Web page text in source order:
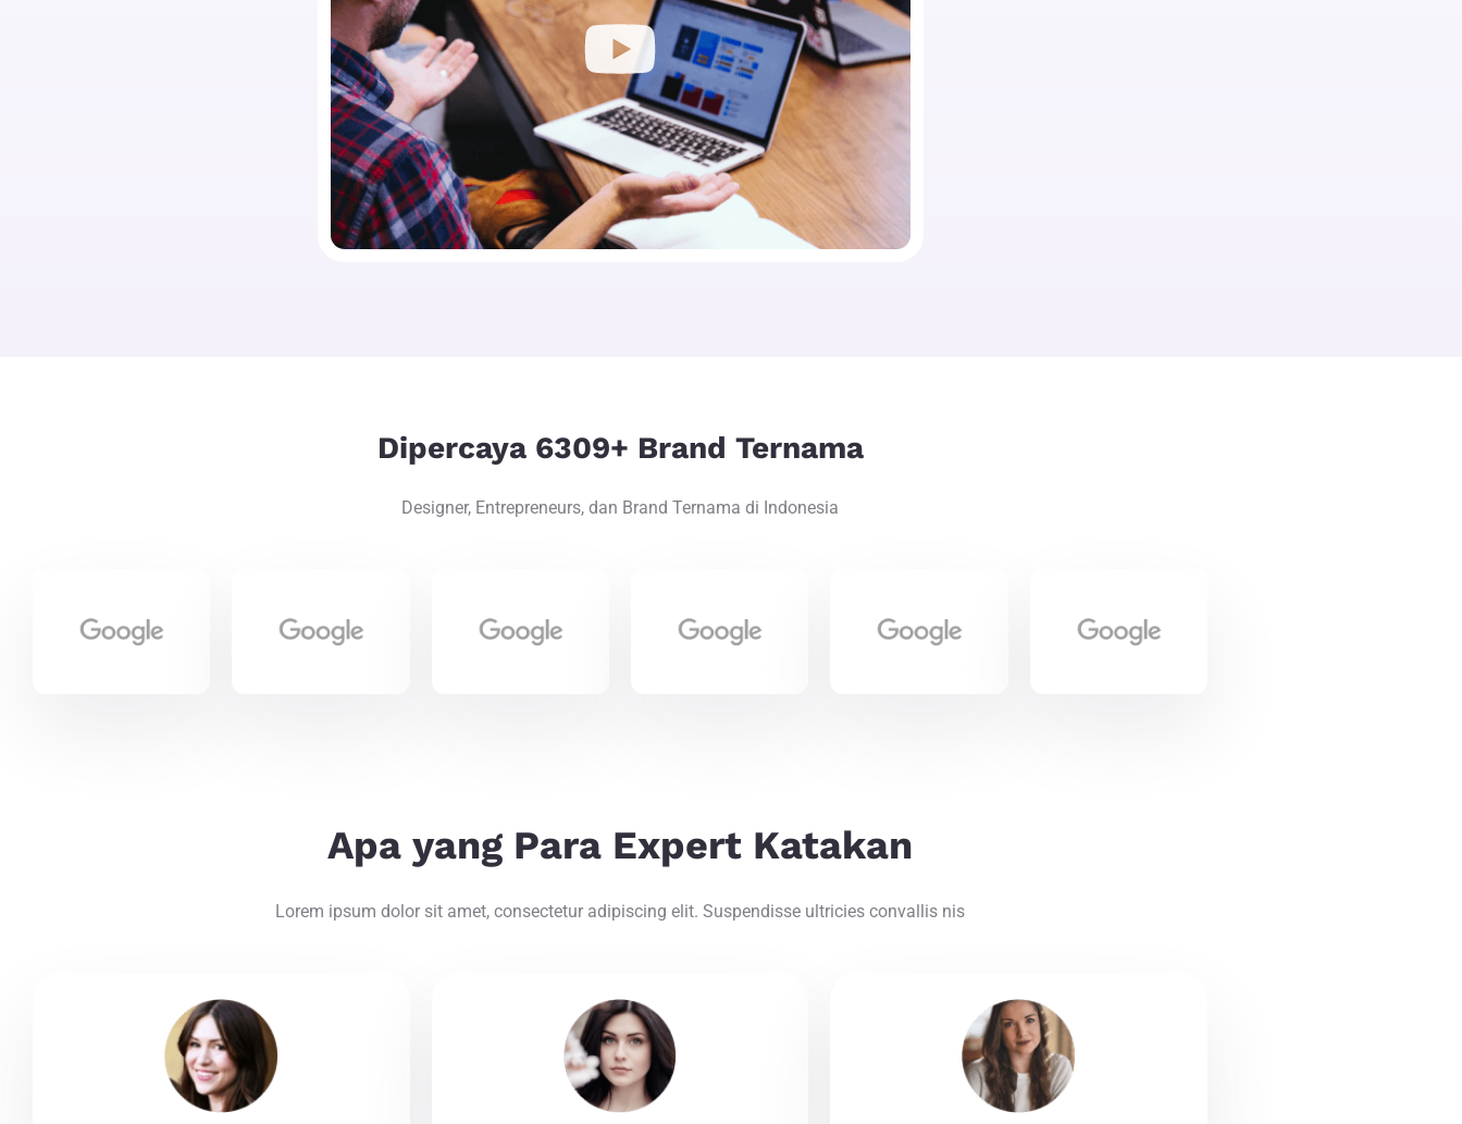
Dipercaya 6309+ Brand Ternama
Designer, Entrepreneurs, dan Brand Ternama di Indonesia
Apa yang Para Expert Katakan
Lorem ipsum dolor sit amet, consectetur adipiscing elit. Suspendisse ultricies convallis nis